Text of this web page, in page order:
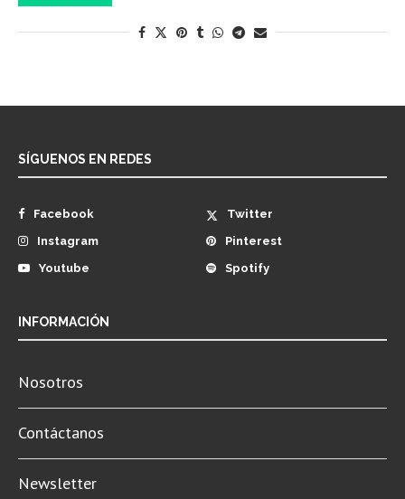
SÍGUENOS EN REDES
Facebook
Twitter
Instagram
Pinterest
Youtube
Spotify
INFORMACIÓN
Nosotros
Contáctanos
Newsletter